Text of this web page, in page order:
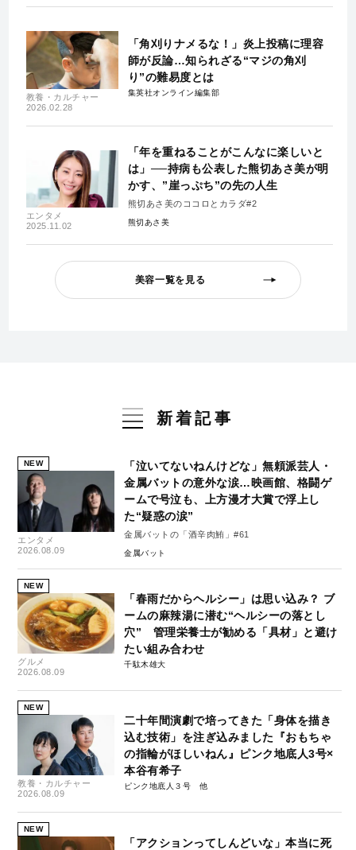
教養・カルチャー
2026.02.28
「角刈りナメるな！」炎上投稿に理容
師が反論…知られざる“マジの角刈
り”の難易度とは
集英社オンライン編集部
エンタメ
2025.11.02
「年を重ねることがこんなに楽しいと
は」──持病も公表した熊切あさ美が明
かす、”崖っぷち”の先の人生
熊切あさ美のココロとカラダ#2
熊切あさ美
美容一覧を見る
新着記事
NEW
エンタメ
2026.08.09
「泣いてないねんけどな」無頼派芸人・
金属バットの意外な涙…映画館、格闘ゲ
ームで号泣も、上方漫才大賞で浮上し
た“疑惑の涙”
金属バットの「酒辛肉鮪」#61
金属バット
NEW
グルメ
2026.08.09
「春雨だからヘルシー」は思い込み？ ブ
ームの麻辣湯に潜む“ヘルシーの落とし
穴” 管理栄養士が勧める「具材」と避け
たい組み合わせ
千駄木雄大
NEW
教養・カルチャー
2026.08.09
二十年間演劇で培ってきた「身体を描き
込む技術」を注ぎ込みました『おもちゃ
の指輪がほしいねん』ピンク地底人3号×
本谷有希子
ピンク地底人３号
NEW
「アクションってしんどいな」本当に死